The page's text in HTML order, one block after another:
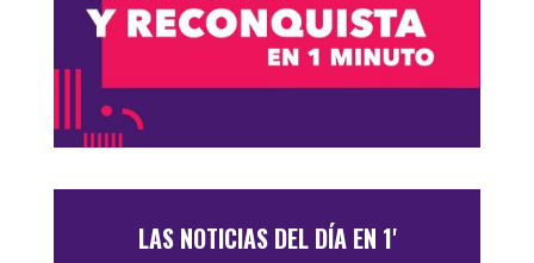
LAS NOTICIAS DEL DÍA EN 1'